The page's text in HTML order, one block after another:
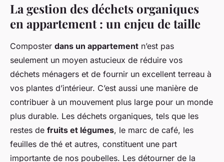
La gestion des déchets organiques
en appartement : un enjeu de taille
Composter dans un appartement n’est pas
seulement un moyen astucieux de réduire vos
déchets ménagers et de fournir un excellent terreau à
vos plantes d’intérieur. C’est aussi une manière de
contribuer à un mouvement plus large pour un monde
plus durable. Les déchets organiques, tels que les
restes de fruits et légumes, le marc de café, les
feuilles de thé et autres, constituent une part
importante de nos poubelles. Les détourner de la